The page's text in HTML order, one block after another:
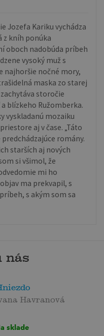
Jozefa Kariku vychádza
z kníh ponúka
oboch nadobúda príbeh
vysoký muž s
najhoršie nočné mory,
maska zo starej
storočie
blízkeho Ružomberka.
vyskladanú mozaiku
aj v čase. „Táto
romány.
starších aj nových
si všimol, že
mi ho
ma prekvapil, s
s akým som sa
nás
Havranová
sklade